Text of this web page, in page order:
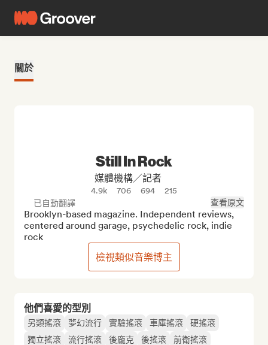
關於
他們喜愛的型別
另類搖滾 夢幻流行 實驗搖滾 車庫搖滾
硬搖滾
獨立搖滾
流行搖滾 後龐克 後搖滾
前衛搖滾
Still In Rock
媒體機構／記者
4.9k 706 694
215
已自動翻譯
查看原文
Brooklyn-based magazine. Independent reviews,
centered around garage, psychedelic rock, indie
rock
檢視類似音樂博主